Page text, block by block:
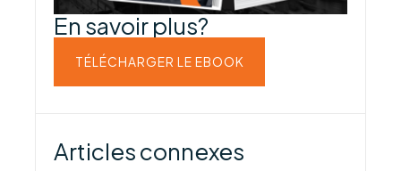
En savoir plus?
TÉLÉCHARGER LE EBOOK
Articles connexes